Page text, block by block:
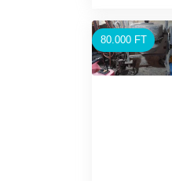
80.000 FT